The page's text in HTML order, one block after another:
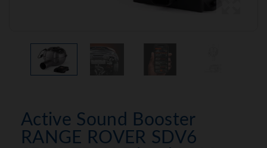
Active Sound Booster
RANGE ROVER SDV6